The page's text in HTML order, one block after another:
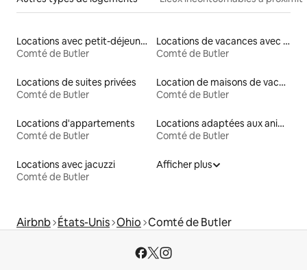
Locations avec petit-déjeuner
Comté de Butler
Locations de vacances avec piscine
Comté de Butler
Locations de suites privées
Comté de Butler
Location de maisons de vacances
Comté de Butler
Locations d'appartements
Comté de Butler
Locations adaptées aux animaux
Comté de Butler
Locations avec jacuzzi
Comté de Butler
Afficher plus
Airbnb États-Unis Ohio Comté de Butler